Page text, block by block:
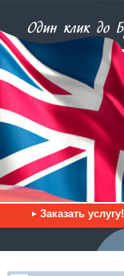
Заказать услугу!